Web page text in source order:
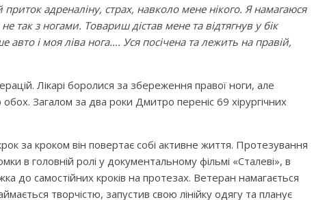
адреналіну, страх, навколо мене нікого. Я намагаюся
так з ногами. Товариш дістав мене та відтягнув у бік
авто і моя ліва нога…. Уся посічена та лежить на правій,
Лікарі боролися за збереження правої ноги, але
Загалом за два роки Дмитро переніс 69 хірургічних
за кроком він повертає собі активне життя. Протезування
в головній ролі у документальному фільмі «Сталеві», в
до самостійних кроків на протезах. Ветеран намагається
творчістю, запустив свою лінійку одягу та планує